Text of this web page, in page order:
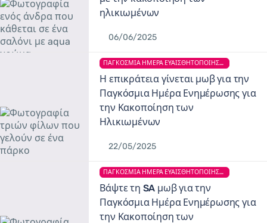
ηλικιωμένων
06/06/2025
ΠΑΓΚΌΣΜΙΑ ΗΜΈΡΑ ΕΥΑΙΣΘΗΤΟΠΟΊΗΣΗΣ ΓΙΑ ΤΗΝ ΚΑΚΟΠΟΊΗΣΗ ΤΩΝ ΗΛΙΚΙΩΜΈΝΩΝ
Η επικράτεια γίνεται μωβ για την
Παγκόσμια Ημέρα Ενημέρωσης για
την Κακοποίηση των
Ηλικιωμένων
22/05/2025
ΠΑΓΚΌΣΜΙΑ ΗΜΈΡΑ ΕΥΑΙΣΘΗΤΟΠΟΊΗΣΗΣ ΓΙΑ ΤΗΝ ΚΑΚΟΠΟΊΗΣΗ ΤΩΝ ΗΛΙΚΙΩΜΈΝΩΝ
Βάψτε τη SA μωβ για την
Παγκόσμια Ημέρα Ενημέρωσης για
την Κακοποίηση των